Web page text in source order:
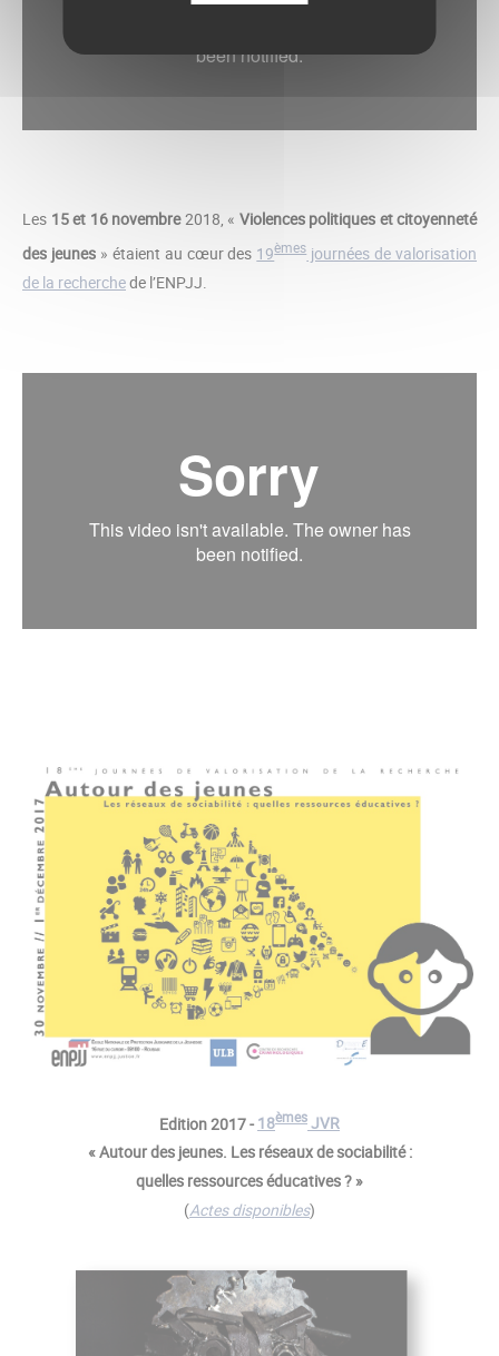
Les 15 et 16 novembre2018, « Violences politiques et citoyenneté
des jeunes» étaient au cœur des 19èmes journées de valorisation
de la recherchede l’ENPJJ.
Edition 2017 - 18èmes JVR
« Autour des jeunes. Les réseaux de sociabilité :
quelles ressources éducatives ? »
(Actes disponibles)